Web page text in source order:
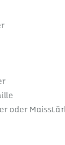
oder